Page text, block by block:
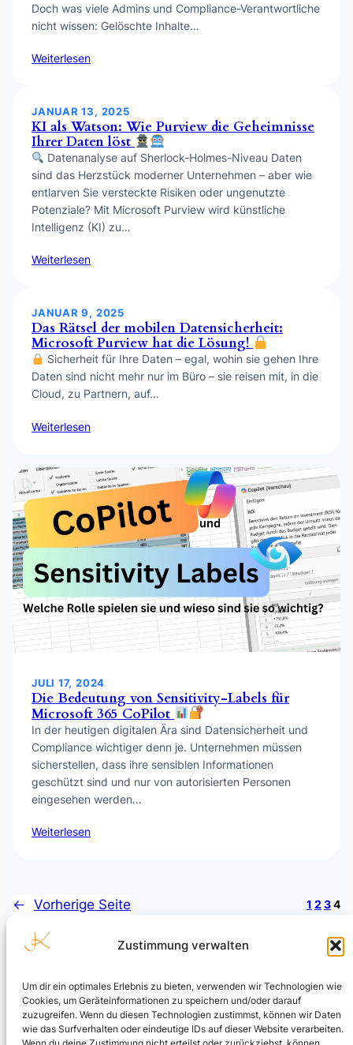
Zustimmung verwalten
Um dir ein optimales Erlebnis zu bieten, verwenden wir Technologien wie
Cookies, um Geräteinformationen zu speichern und/oder darauf
zuzugreifen. Wenn du diesen Technologien zustimmst, können wir Daten
wie das Surfverhalten oder eindeutige IDs auf dieser Website verarbeiten.
Doch was viele Admins und Compliance-Verantwortliche
nicht wissen: Gelöschte Inhalte…
Weiterlesen
JANUAR 13, 2025
KI als Watson: Wie Purview die Geheimnisse
Ihrer Daten löst
Datenanalyse auf Sherlock-Holmes-Niveau Daten
sind das Herzstück moderner Unternehmen – aber wie
entlarven Sie versteckte Risiken oder ungenutzte
Potenziale? Mit Microsoft Purview wird künstliche
Intelligenz (KI) zu…
Weiterlesen
JANUAR 9, 2025
Das Rätsel der mobilen Datensicherheit:
Microsoft Purview hat die Lösung!
Sicherheit für Ihre Daten – egal, wohin sie gehen Ihre
Daten sind nicht mehr nur im Büro – sie reisen mit, in die
Cloud, zu Partnern, auf…
Weiterlesen
JULI 17, 2024
Die Bedeutung von Sensitivity-Labels für
Microsoft 365 CoPilot
In der heutigen digitalen Ära sind Datensicherheit und
Compliance wichtiger denn je. Unternehmen müssen
sicherstellen, dass ihre sensiblen Informationen
geschützt sind und nur von autorisierten Personen
eingesehen werden…
Weiterlesen
← Vorherige Seite 1 2 34
Julian Kusenberg
Microsoft Purview, Compliance, eDiscovery, Insider Risk